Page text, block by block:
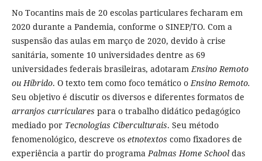
No Tocantins mais de 20 escolas particulares fecharam em
2020 durante a Pandemia, conforme o SINEP/TO. Com a
suspensão das aulas em março de 2020, devido à crise
sanitária, somente 10 universidades dentre as 69
universidades federais brasileiras, adotaramEnsino Remoto
ou Híbrido. O texto tem como foco temático oEnsino Remoto.
Seu objetivo é discutir os diversos e diferentes formatos de
arranjos curriculares para o trabalho didático pedagógico
mediado por Tecnologias Ciberculturais. Seu método
fenomenológico, descreve os etnotextos como fixadores de
experiência a partir do programaPalmas Home Schooldas